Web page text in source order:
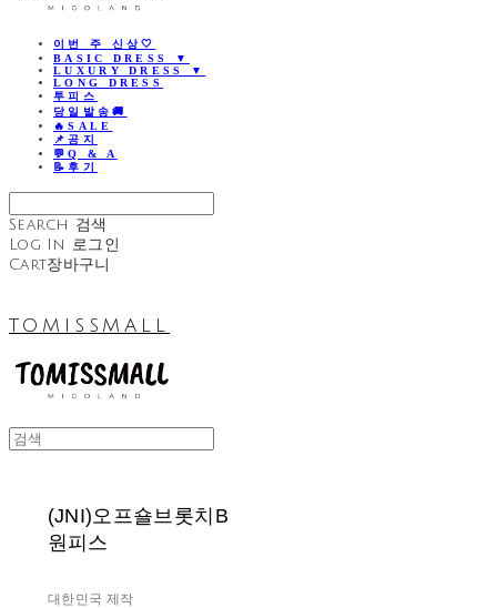
이번 주 신상🤍
BASIC DRESS ▼
LUXURY DRESS ▼
LONG DRESS
투피스
당일발송🚚
🔥SALE
📌공지
💬Q & A
📝후기
Search 검색
Log In 로그인
Cart장바구니
TOMISSMALL
(JNI)오프숄브롯치B
원피스
대한민국 제작